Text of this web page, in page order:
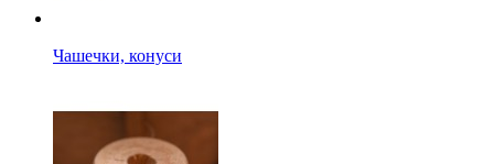
Чашечки, конуси